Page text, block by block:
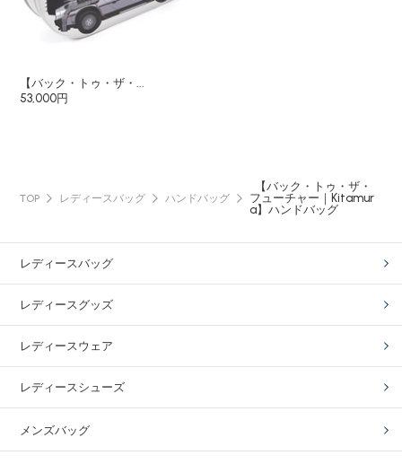
【バック・トゥ・ザ・...
53,000円
TOP レディースバッグ ハンドバッグ
【バック・トゥ・ザ・
フューチャー｜Kitamur
a】ハンドバッグ
レディースバッグ
レディースグッズ
レディースウェア
レディースシューズ
メンズバッグ